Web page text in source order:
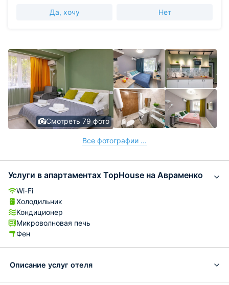
Да, хочу Нет
Смотреть 79 фото
Все фотографии ...
Услуги в апартаментах TopHouse на Авраменко
Wi-Fi
Холодильник
Кондиционер
Микроволновая печь
Фен
Описание услуг отеля